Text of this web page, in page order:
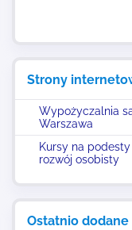
Strony
Wypożyczalnia
Warszawa
Kursy na
rozwój osobisty
Ostatnio dodane